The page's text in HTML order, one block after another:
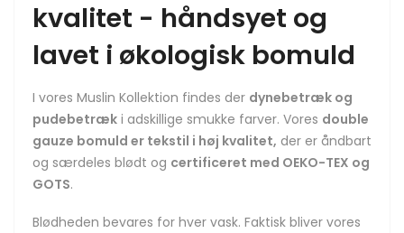
kvalitet - håndsyet og
lavet i økologisk bomuld
I vores Muslin Kollektion findes der dynebetræk og
pudebetræk i adskillige smukke farver. Vores double
gauze bomuld er tekstil i høj kvalitet, der er åndbart
og særdeles blødt og certificeret med OEKO-TEX og
GOTS.
Blødheden bevares for hver vask. Faktisk bliver vores